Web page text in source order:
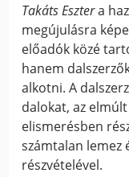
Takáts Esztera
megújulásra
előadók közé
hanem
alkotni. A
dalokat, az
elismerésben
számtalan lemez
részvételével.